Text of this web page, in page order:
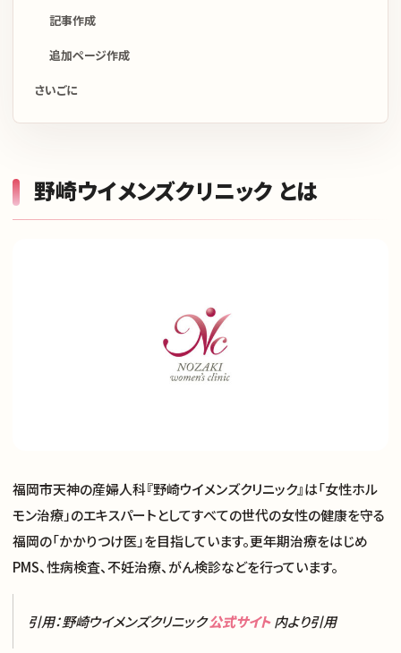
記事作成
追加ページ作成
さいごに
野崎ウイメンズクリニック とは
福岡市天神の産婦人科『野崎ウイメンズクリニック』は「女性ホル
モン治療」のエキスパートとしてすべての世代の女性の健康を守る
福岡の「かかりつけ医」を目指しています。更年期治療をはじめ
PMS、性病検査、不妊治療、がん検診などを行っています。
引用：野崎ウイメンズクリニック公式サイト内より引用